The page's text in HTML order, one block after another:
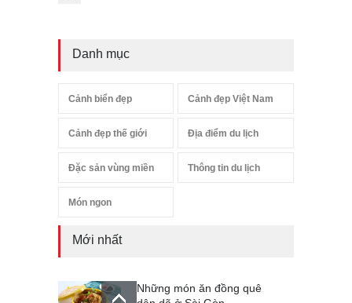
Danh mục
Cảnh biển đẹp Cảnh đẹp Việt Nam
Cảnh đẹp thế giới Địa điểm du lịch
Đặc sản vùng miền Thông tin du lịch
Món ngon
Mới nhất
Những món ăn đồng quê